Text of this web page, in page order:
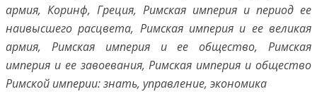
армия, Коринф, Греция, Римская империя и период ее
наивысшего расцвета, Римская империя и ее великая
армия, Римская империя и ее общество, Римская
империя и ее завоевания, Римская империя и общество
Римской империи: знать, управление, экономика